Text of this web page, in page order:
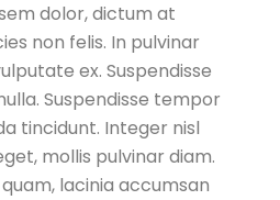
dolor, dictum at
non felis. In pulvinar
ex. Suspendisse
Suspendisse tempor
tincidunt. Integer nisl
mollis pulvinar diam.
lacinia accumsan